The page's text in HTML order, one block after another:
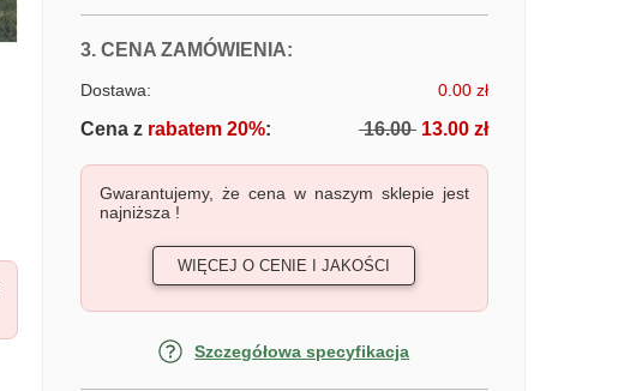
3. CENA ZAMÓWIENIA:FOTOTAPETY PRZYTULNY DOM NA
Dostawa: 0.00 zł
Cena zrabatem 20%: 16.0013.00 zł
Gwarantujemy, że cena w naszym sklepie jest
najniższa !
WIĘCEJ O CENIE I JAKOŚCI
Szczegółowa specyfikacja